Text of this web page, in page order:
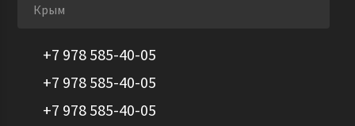
Крым
+7 978 585-40-05
+7 978 585-40-05
+7 978 585-40-05